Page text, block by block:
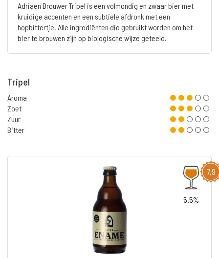
Adriaen Brouwer Tripel is een volmondig en zwaar bier met
kruidige accenten en een subtiele afdronk met een
hopbittertje. Alle ingrediënten die gebruikt worden om het
bier te brouwen zijn op biologische wijze geteeld.
Tripel
Aroma
Zoet
Zuur
Bitter
7,9
5.5%